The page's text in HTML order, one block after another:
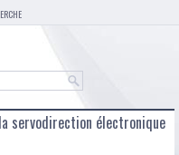
servodirection électronique